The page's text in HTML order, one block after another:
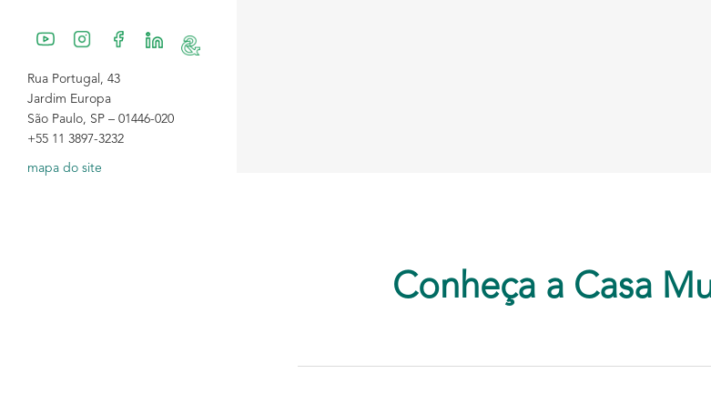
Rua Portugal, 43
Jardim Europa
São Paulo, SP – 01446-020
+55 11 3897-3232
mapa do site
Conheça a Casa